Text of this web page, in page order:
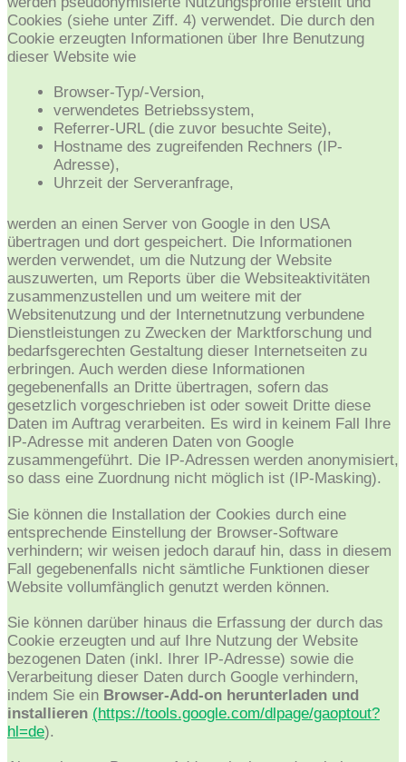
Cookies (siehe unter Ziff. 4) verwendet. Die durch den
Cookie erzeugten Informationen über Ihre Benutzung
dieser Website wie
Browser-Typ/-Version,
verwendetes Betriebssystem,
Referrer-URL (die zuvor besuchte Seite),
Hostname des zugreifenden Rechners (IP-
Adresse),
Uhrzeit der Serveranfrage,
werden an einen Server von Google in den USA
übertragen und dort gespeichert. Die Informationen
werden verwendet, um die Nutzung der Website
auszuwerten, um Reports über die Websiteaktivitäten
zusammenzustellen und um weitere mit der
Websitenutzung und der Internetnutzung verbundene
Dienstleistungen zu Zwecken der Marktforschung und
bedarfsgerechten Gestaltung dieser Internetseiten zu
erbringen. Auch werden diese Informationen
gegebenenfalls an Dritte übertragen, sofern das
gesetzlich vorgeschrieben ist oder soweit Dritte diese
Daten im Auftrag verarbeiten. Es wird in keinem Fall Ihre
IP-Adresse mit anderen Daten von Google
zusammengeführt. Die IP-Adressen werden anonymisiert,
so dass eine Zuordnung nicht möglich ist (IP-Masking).
Sie können die Installation der Cookies durch eine
entsprechende Einstellung der Browser-Software
verhindern; wir weisen jedoch darauf hin, dass in diesem
Fall gegebenenfalls nicht sämtliche Funktionen dieser
Website vollumfänglich genutzt werden können.
Sie können darüber hinaus die Erfassung der durch das
Cookie erzeugten und auf Ihre Nutzung der Website
bezogenen Daten (inkl. Ihrer IP-Adresse) sowie die
Verarbeitung dieser Daten durch Google verhindern,
indem Sie ein Browser-Add-on herunterladen und
installieren (https://tools.google.com/dlpage/gaoptout?
hl=de).